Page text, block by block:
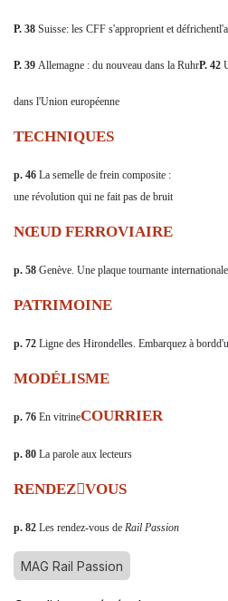
P. 38 Suisse: les CFF s'approprient et
P. 39 Allemagne : du nouveau dans la RuhrP. 42
dans l'Union européenne
TECHNIQUES
p. 46 La semelle de frein composite :
une révolution qui ne fait pas de bruit
NŒUD FERROVIAIRE
p. 58 Genève. Une plaque tournante internationale
PATRIMOINE
p. 72 Ligne des Hirondelles. Embarquez à
MODÉLISME
p. 76 En vitrineCOURRIER
p. 80 La parole aux lecteurs
RENDEZVOUS
p. 82 Les rendez-vous de Rail Passion
MAG Rail Passion